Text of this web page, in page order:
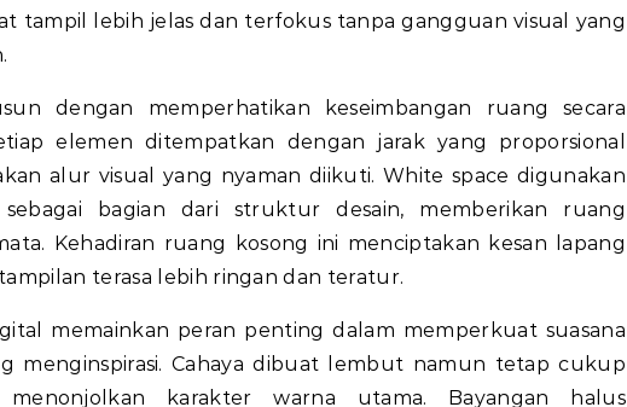
tampil lebih jelas dan terfokus tanpa gangguan visual yang
dengan memperhatikan keseimbangan ruang secara
elemen ditempatkan dengan jarak yang proporsional
alur visual yang nyaman diikuti. White space digunakan
bagian dari struktur desain, memberikan ruang
Kehadiran ruang kosong ini menciptakan kesan lapang
terasa lebih ringan dan teratur.
memainkan peran penting dalam memperkuat suasana
menginspirasi. Cahaya dibuat lembut namun tetap cukup
karakter warna utama. Bayangan halus